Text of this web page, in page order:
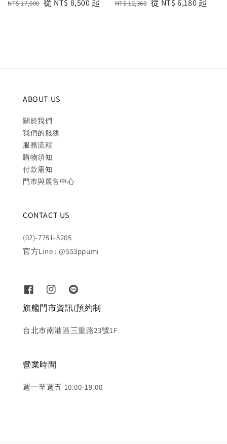
Regular
NT$ 17,000 Sale
從 NT$ 8,500 起
Regular
NT$ 12,360 Sale
從 NT$ 6,180 起
ABOUT US
關於我們
我們的服務
服務流程
購物須知
付款需知
門市與展售中心
CONTACT US
(02)-7751-5205
官方Line : @553ppumi
旗艦門市資訊(預約制
台北市南港區三重路23號1F
營業時間
週一至週五 10:00-19:00